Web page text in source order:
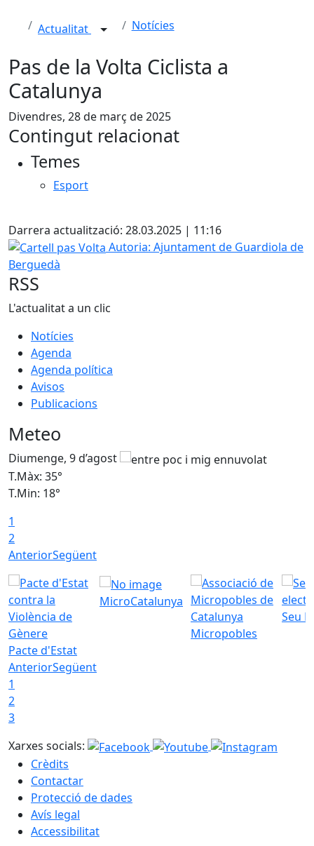
Actualitat Notícies
Pas de la Volta Ciclista a
Catalunya
Divendres, 28 de març de 2025
Contingut relacionat
Temes
Esport
Darrera actualització: 28.03.2025 | 11:16
Cartell pas Volta
Autoria: Ajuntament de Guardiola de
Berguedà
RSS
L'actualitat a un clic
Notícies
Agenda
Agenda política
Avisos
Publicacions
Meteo
Diumenge, 9 d’agost
T.Màx: 35°
T.Min: 18°
1
2
AnteriorSegüent
Pacte d'Estat
MicroCatalunya
Micropobles
Seu
AnteriorSegüent
1
2
3
Xarxes socials:
Crèdits
Contactar
Protecció de dades
Avís legal
Accessibilitat